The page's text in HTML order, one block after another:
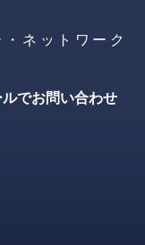
ネットワーク
ルでお問い合わせ